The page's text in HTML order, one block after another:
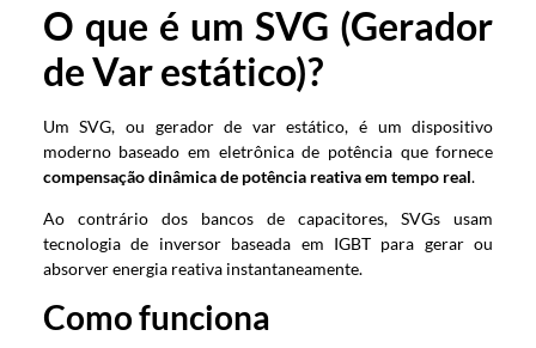
O que é um SVG (Gerador
de Var estático)?
Um SVG, ou gerador de var estático, é um dispositivo
moderno baseado em eletrônica de potência que fornece
compensação dinâmica de potência reativa em tempo real.
Ao contrário dos bancos de capacitores, SVGs usam
tecnologia de inversor baseada em IGBT para gerar ou
absorver energia reativa instantaneamente.
Como funciona